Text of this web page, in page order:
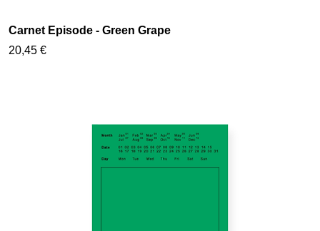
Carnet Episode - Green Grape
20,45 €